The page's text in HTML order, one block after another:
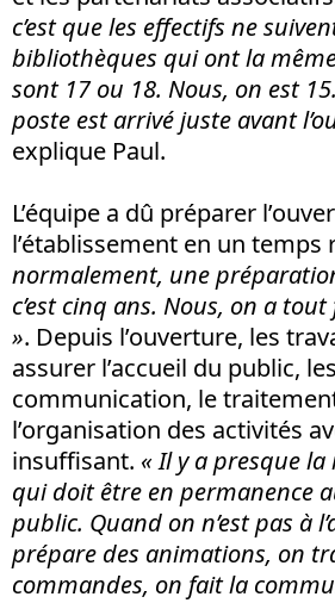
c’est que les effectifs ne
bibliothèques qui ont la
sont 17 ou 18. Nous, on est
poste est arrivé juste avant
explique Paul.
L’équipe a dû préparer
l’établissement en un temps
normalement, une
c’est cinq ans. Nous, on a
». Depuis l’ouverture, les
assurer l’accueil du public,
communication, le
l’organisation des activités
insuffisant. « Il y a presque la
qui doit être en permanence
public. Quand on n’est pas à
prépare des animations, on
commandes, on fait la